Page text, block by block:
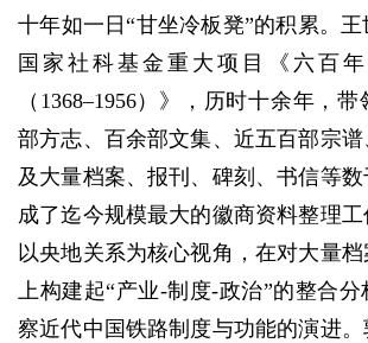
十年如一日“甘坐冷板凳”的积累。
国家社科基金重大项目《六百
（1368–1956）》，历时十余年，
部方志、百余部文集、近五百部宗
及大量档案、报刊、碑刻、书信等
成了迄今规模最大的徽商资料整理
以央地关系为核心视角，在对大量
上构建起“产业-制度-政治”的整合
察近代中国铁路制度与功能的演进